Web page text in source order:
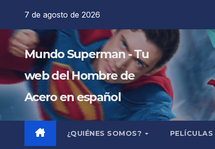
contenido
7 de agosto de 2026
Mundo Superman - Tu
web del Hombre de
Acero en español
¿QUIÉNES SOMOS? PELÍCULAS